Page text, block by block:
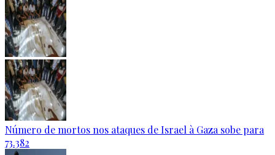
Número de mortos nos ataques de Israel à Gaza sobe para
73.382